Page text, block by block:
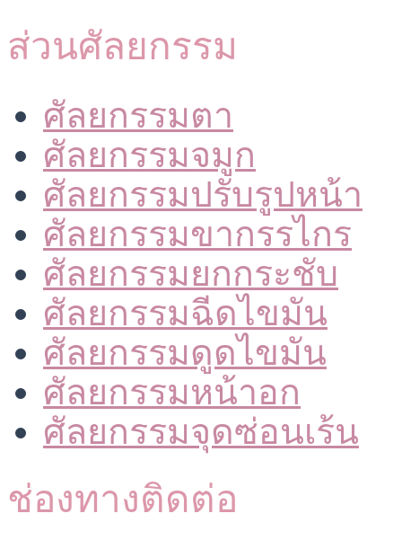
ส่วนศัลยกรรม
ศัลยกรรมตา
ศัลยกรรมจมูก
ศัลยกรรมปรับรูปหน้า
ศัลยกรรมขากรรไกร
ศัลยกรรมยกกระชับ
ศัลยกรรมฉีดไขมัน
ศัลยกรรมดูดไขมัน
ศัลยกรรมหน้าอก
ศัลยกรรมจุดซ่อนเร้น
ช่องทางติดต่อ